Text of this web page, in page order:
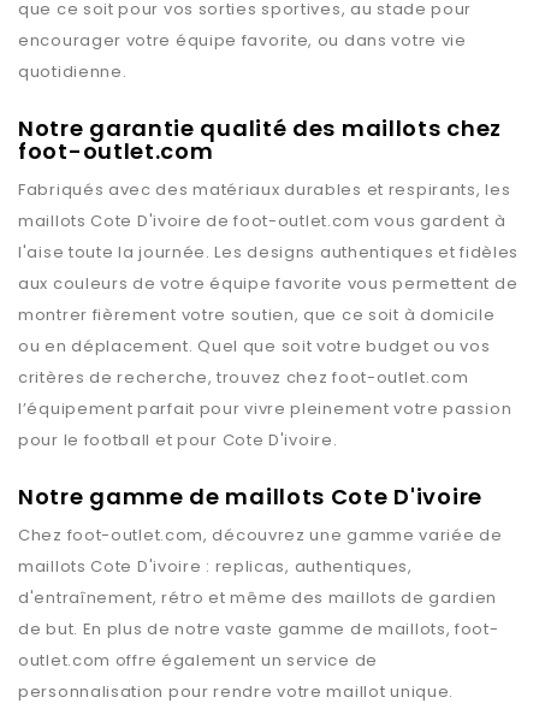
que ce soit pour vos sorties sportives, au stade pour
encourager votre équipe favorite, ou dans votre vie
quotidienne.
Notre garantie qualité des maillots chez
foot-outlet.com
Fabriqués avec des matériaux durables et respirants, les
maillots Cote D'ivoire defoot-outlet.com vous gardent à
l'aise toute la journée. Les designs authentiques et fidèles
aux couleurs de votre équipe favorite vous permettent de
montrer fièrement votre soutien, que ce soit à domicile
ou en déplacement. Quel que soit votre budget ou vos
critères de recherche, trouvez chezfoot-outlet.com
l’équipement parfait pour vivre pleinement votre passion
pour le football et pour Cote D'ivoire.
Notre gamme de maillots Cote D'ivoire
Chez foot-outlet.com, découvrez une gamme variée de
maillots Cote D'ivoire : replicas, authentiques,
d'entraînement, rétro et même des maillots de gardien
de but. En plus de notre vaste gamme de maillots,foot-
outlet.com offre également un service de
personnalisation pour rendre votre maillot unique.